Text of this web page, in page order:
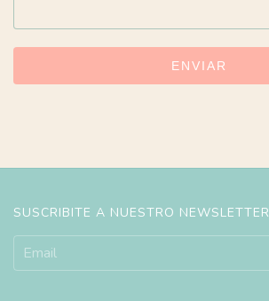
ENVIAR
SUSCRIBITE A NUESTRO NEWSLETTER